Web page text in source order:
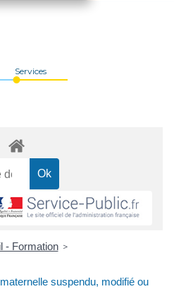
Services
- Formation >
suspendu, modifié ou